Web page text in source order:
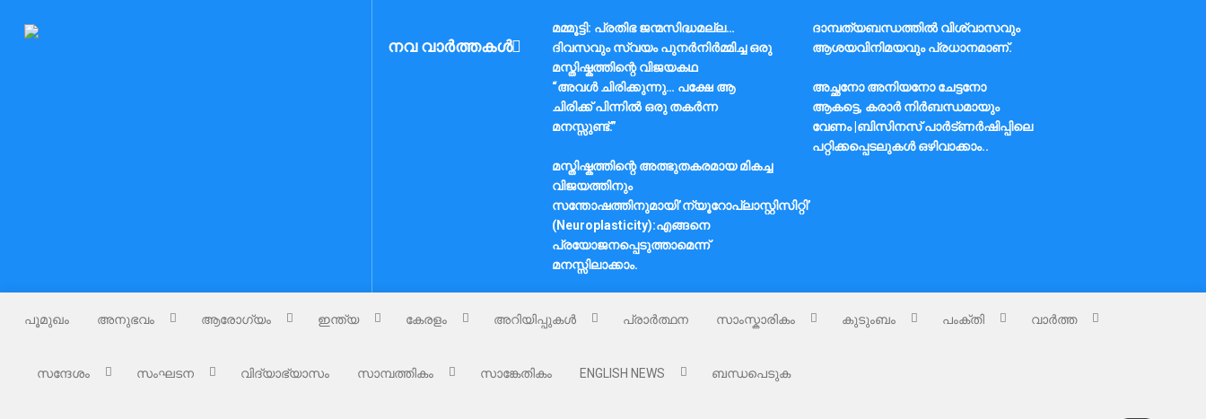
Nammude Naadu നവ വാർത്തകൾ
മമ്മൂട്ടി: പ്രതിഭ ജന്മസിദ്ധമല്ല…
ദിവസവും സ്വയം പുനർനിർമ്മിച്ച ഒരു
മസ്തിഷ്കത്തിന്റെ വിജയകഥ
ദാമ്പത്യബന്ധത്തിൽ വിശ്വാസവും
ആശയവിനിമയവും പ്രധാനമാണ്.
“അവൾ ചിരിക്കുന്നു… പക്ഷേ ആ
ചിരിക്ക് പിന്നിൽ ഒരു തകർന്ന
മനസ്സുണ്ട്.”
അച്ഛനോ അനിയനോ ചേട്ടനോ
ആകട്ടെ, കരാർ നിർബന്ധമായും
വേണം |ബിസിനസ് പാർട്ണർഷിപ്പിലെ
പറ്റിക്കപ്പെടലുകൾ ഒഴിവാക്കാം..
മസ്തിഷ്കത്തിന്റെ അത്ഭുതകരമായ മികച്ച
വിജയത്തിനും
സന്തോഷത്തിനുമായി’ന്യൂറോപ്ലാസ്റ്റിസിറ്റി’
(Neuroplasticity):എങ്ങനെ
പ്രയോജനപ്പെടുത്താമെന്ന്
മനസ്സിലാക്കാം.
പൂമുഖം അനുഭവം ആരോഗ്യം ഇന്ത്യ കേരളം അറിയിപ്പുകൾ പ്രാർത്ഥന സാംസ്കാരികം കുടുംബം പംക്തി വാർത്ത
സന്ദേശം സംഘടന വിദ്യാഭ്യാസം സാമ്പത്തികം സാങ്കേതികം ENGLISH NEWS ബന്ധപെടുക